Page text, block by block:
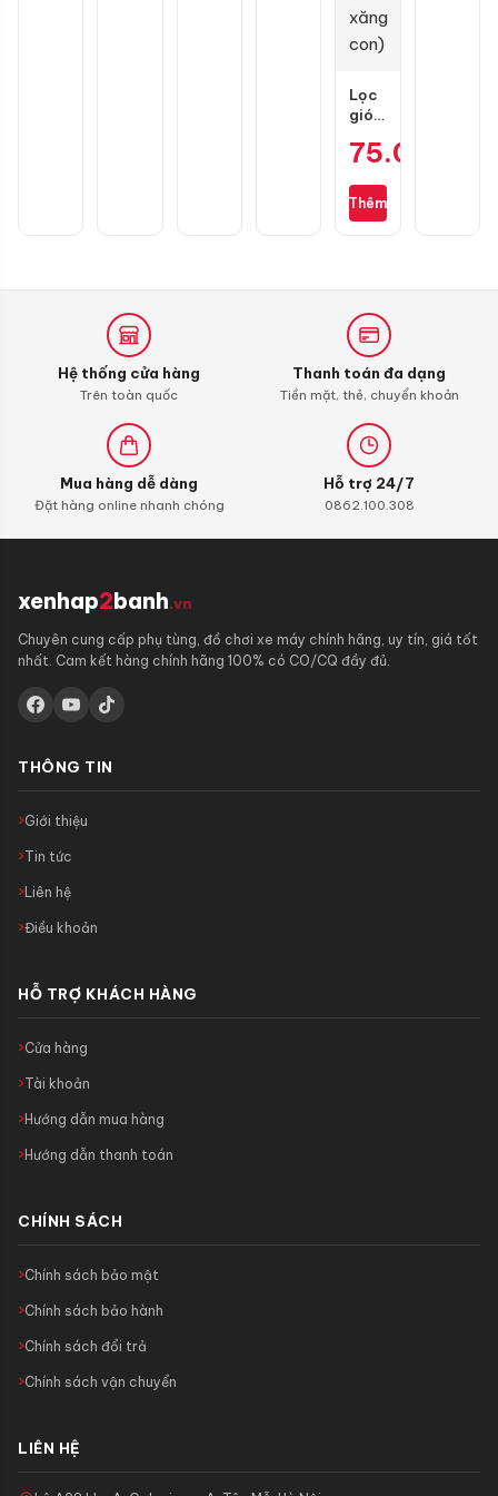
Lọc
gió
cho
S110,
RSX
110
(bình
xăng
con)
75.000
Thêm
Hệ thống cửa hàng
Trên toàn quốc
Thanh toán đa dạng
Tiền mặt, thẻ, chuyển khoản
Mua hàng dễ dàng
Đặt hàng online nhanh chóng
Hỗ trợ 24/7
0862.100.308
xenhap2banh.vn
Chuyên cung cấp phụ tùng, đồ chơi xe máy chính hãng, uy tín, giá tốt
nhất. Cam kết hàng chính hãng 100% có CO/CQ đầy đủ.
THÔNG TIN
Giới thiệu
Tin tức
Liên hệ
Điều khoản
HỖ TRỢ KHÁCH HÀNG
Cửa hàng
Tài khoản
Hướng dẫn mua hàng
Hướng dẫn thanh toán
CHÍNH SÁCH
Chính sách bảo mật
Chính sách bảo hành
Chính sách đổi trả
Chính sách vận chuyển
LIÊN HỆ